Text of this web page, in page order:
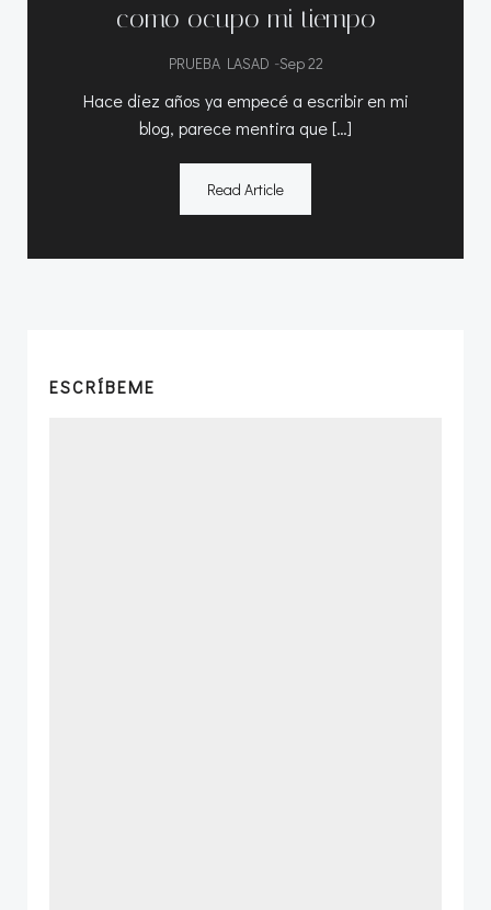
como ocupo mi tiempo
PRUEBA LASAD -Sep 22
Hace diez años ya empecé a escribir en mi
blog, parece mentira que […]
Read Article
ESCRÍBEME